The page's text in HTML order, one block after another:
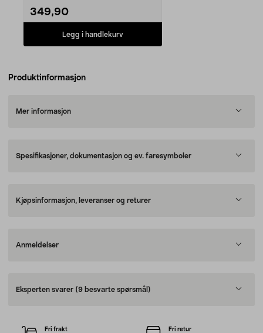
349,90
Legg i handlekurv
Produktinformasjon
Mer informasjon
Spesifikasjoner, dokumentasjon og ev. faresymboler
Kjøpsinformasjon, leveranser og returer
Anmeldelser
Eksperten svarer (9 besvarte spørsmål)
Fri frakt Fri retur